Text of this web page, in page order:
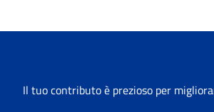
Il tuo contributo è prezioso per